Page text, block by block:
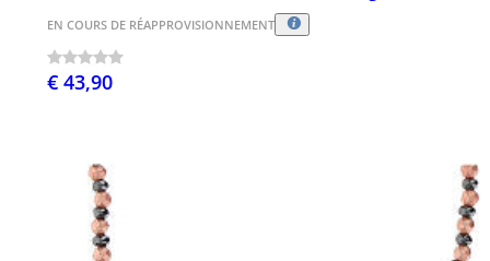
EN COURS DE RÉAPPROVISIONNEMENT
€ 43,90